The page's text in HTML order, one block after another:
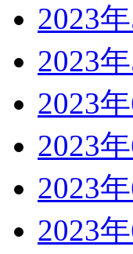
2023
2023
2023
2023
2023
2023